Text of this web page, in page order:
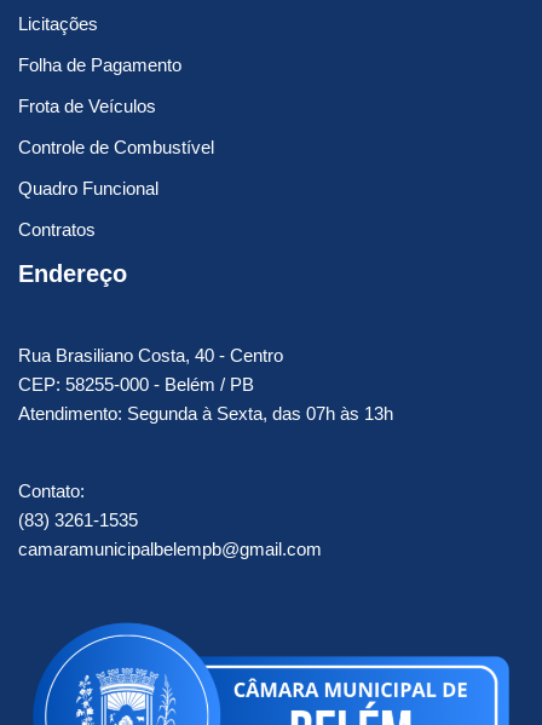
Licitações
Folha de Pagamento
Frota de Veículos
Controle de Combustível
Quadro Funcional
Contratos
Endereço
Rua Brasiliano Costa, 40 - Centro
CEP: 58255-000 - Belém / PB
Atendimento: Segunda à Sexta, das 07h às 13h
Contato:
(83) 3261-1535
camaramunicipalbelempb@gmail.com